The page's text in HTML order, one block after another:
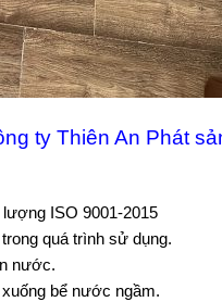
ty Thiên An Phát
ISO 9001-2015
quá trình sử dụng.
nước.
bể nước ngầm.